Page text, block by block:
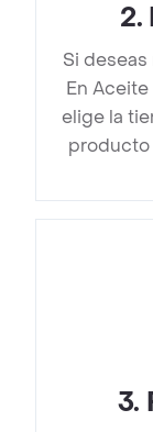
2.
Si
En
elige la
producto
3.